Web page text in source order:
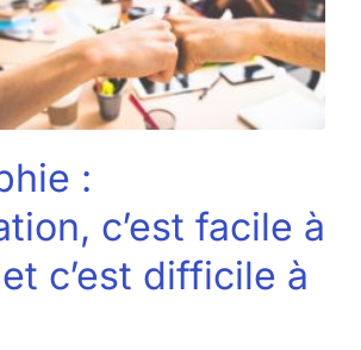
:
c’est facile à
c’est difficile à